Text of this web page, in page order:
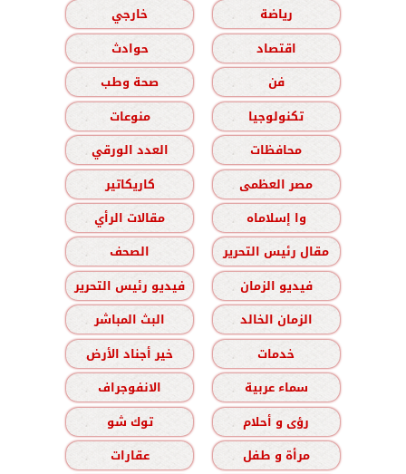
رياضة
خارجي
اقتصاد
حوادث
فن
صحة وطب
تكنولوجيا
منوعات
محافظات
العدد الورقي
مصر العظمى
كاريكاتير
وا إسلاماه
مقالات الرأي
مقال رئيس التحرير
الصحف
فيديو الزمان
فيديو رئيس التحرير
الزمان الخالد
البث المباشر
خدمات
خير أجناد الأرض
سماء عربية
الانفوجراف
رؤى و أحلام
توك شو
مرأة و طفل
عقارات